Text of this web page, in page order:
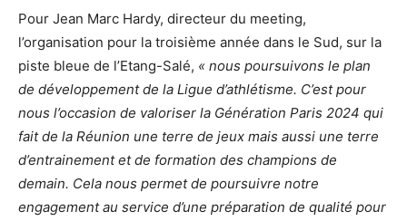
Pour Jean Marc Hardy, directeur du meeting,
l’organisation pour la troisième année dans le Sud, sur la
piste bleue de l’Etang-Salé, « nous poursuivons le plan
de développement de la Ligue d’athlétisme. C’est pour
nous l’occasion de valoriser la Génération Paris 2024 qui
fait de la Réunion une terre de jeux mais aussi une terre
d’entrainement et de formation des champions de
demain. Cela nous permet de poursuivre notre
engagement au service d’une préparation de qualité pour